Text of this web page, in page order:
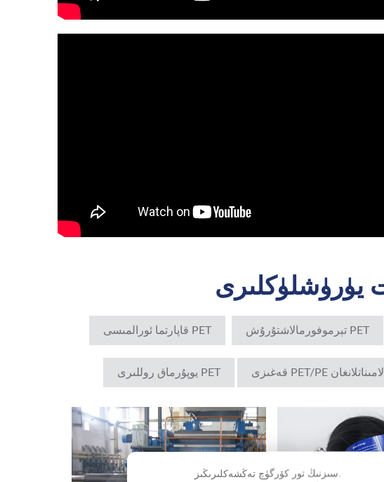
PET تېرموفورمالاشتۇرۇش PET قاپارتما ئورالمىسى
لامىناتلانغان PET/PE قەغىزى PET يوپۇرماق روللىرى
سىزنىڭ تور كۆرگۈچ تەڭشەكلىرىڭىز.